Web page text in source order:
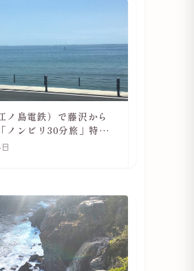
ノ島電鉄）で藤沢から
ノンビリ30分旅」特徴